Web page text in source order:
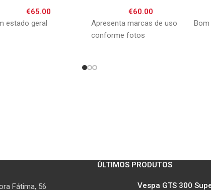
€65.00
estado geral
€60.00
Apresenta marcas de uso
conforme fotos
Fátima, 56
ÚLTIMOS PRODUTOS
Vespa GTS 300